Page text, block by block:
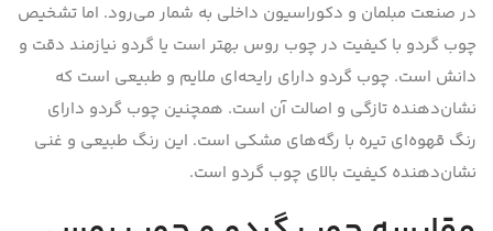
در صنعت مبلمان و دکوراسیون داخلی به شمار می‌رود. اما تشخیص
چوب گردو با کیفیت در چوب روس بهتر است یا گردو نیازمند دقت و
دانش است. چوب گردو دارای رایحه‌ای ملایم و طبیعی است که
نشان‌دهنده تازگی و اصالت آن است. همچنین چوب گردو دارای
رنگ قهوه‌ای تیره با رگه‌های مشکی است. این رنگ طبیعی و غنی
نشان‌دهنده کیفیت بالای چوب گردو است.